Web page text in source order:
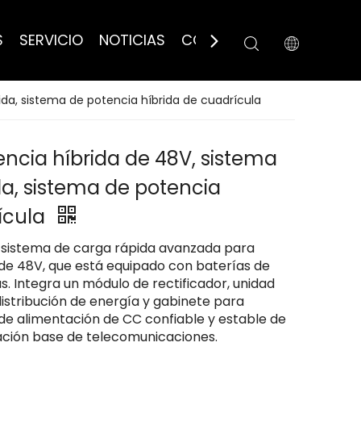
SERVICIO NOTICIAS CONTÁCTANOS
sistema de potencia híbrida de cuadrícula
híbrida de 48V, sistema
sistema de potencia
sistema de carga rápida avanzada para
48V, que está equipado con baterías de
Integra un módulo de rectificador, unidad
de energía y gabinete para
alimentación de CC confiable y estable de
base de telecomunicaciones.